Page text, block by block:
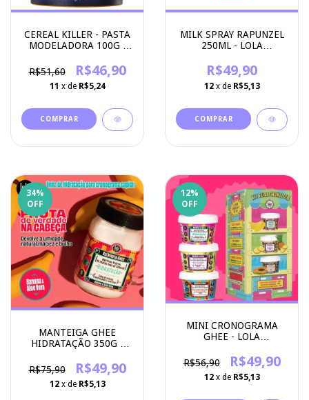
CEREAL KILLER - PASTA
MODELADORA 100G -
R$51,60
R$46,90
11 x de R$5,24
MILK SPRAY RAPUNZEL
250ML - LOLA
R$49,90
12 x de R$5,13
34%
OFF
MANTEIGA GHEE
HIDRATAÇÃO 350G -
R$75,90
R$49,90
12 x de R$5,13
12%
OFF
MINI CRONOGRAMA
GHEE - LOLA
R$56,90
R$49,90
12 x de R$5,13